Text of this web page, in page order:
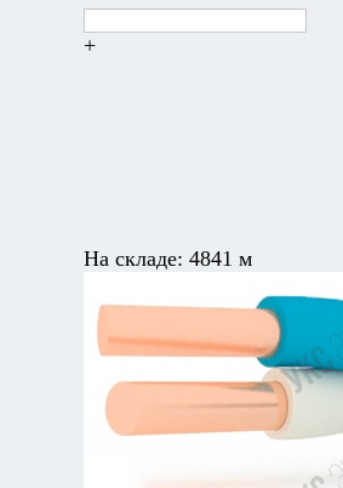
+
На складе: 4841 м